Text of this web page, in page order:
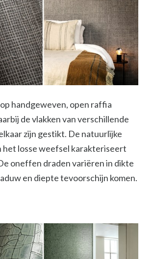
handgeweven, open raffia
de vlakken van verschillende
zijn gestikt. De natuurlijke
het losse weefsel karakteriseert
oneffen draden variëren in dikte
en diepte tevoorschijn komen.